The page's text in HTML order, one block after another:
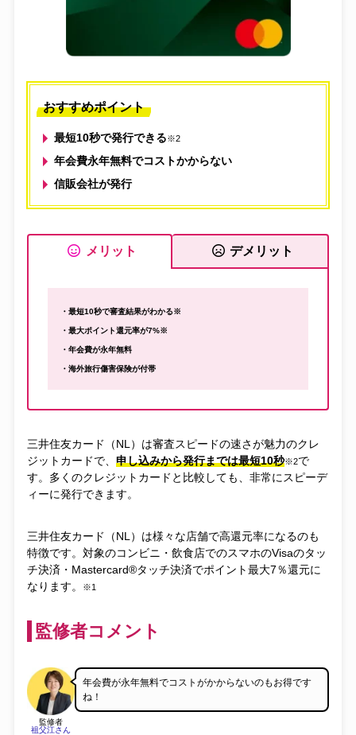
おすすめポイント
最短10秒で発行できる※2
年会費永年無料でコストかからない
信販会社が発行
メリット デメリット
・最短10秒で審査結果がわかる※
・最大ポイント還元率が7%※
・年会費が永年無料
・海外旅行傷害保険が付帯
三井住友カード（NL）は審査スピードの速さが魅力のクレ
ジットカードで、 申し込みから発行までは最短10秒※2で
す。多くのクレジットカードと比較しても、非常にスピーデ
ィーに発行できます。
三井住友カード（NL）は様々な店舗で高還元率になるのも
特徴です。 対象のコンビニ・飲食店でのスマホのVisaのタッ
チ決済・Mastercard®タッチ決済でポイント最大7％還元に
なります。
※1
監修者コメント
監修者
祖父江さん
年会費が永年無料でコストがかからないのもお得です
ね！